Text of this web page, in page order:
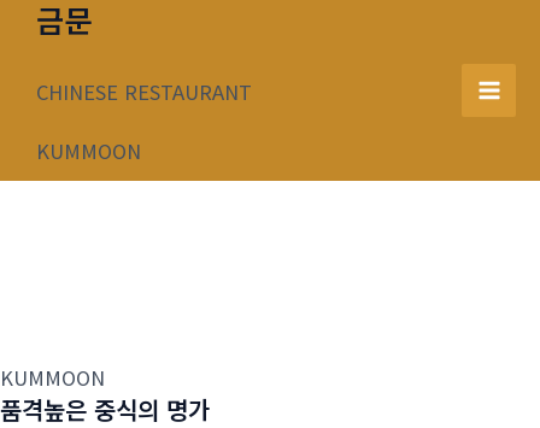
너
금문
CHINESE RESTAURANT
KUMMOON
Main
KUMMOON
품격높은 중식의 명가